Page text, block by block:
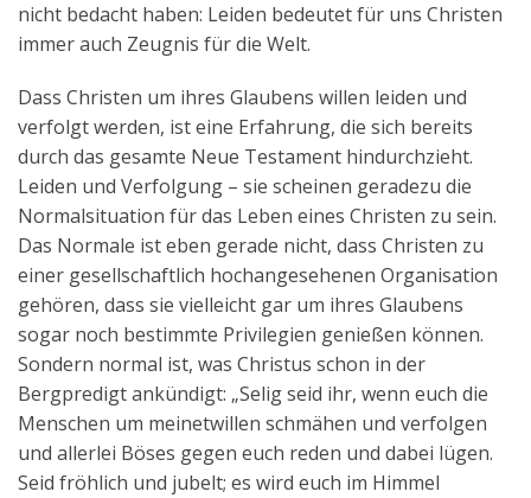
nicht bedacht haben: Leiden bedeutet für uns Christen
immer auch Zeugnis für die Welt.
Dass Christen um ihres Glaubens willen leiden und
verfolgt werden, ist eine Erfahrung, die sich bereits
durch das gesamte Neue Testament hindurchzieht.
Leiden und Verfolgung – sie scheinen geradezu die
Normalsituation für das Leben eines Christen zu sein.
Das Normale ist eben gerade nicht, dass Christen zu
einer gesellschaftlich hochangesehenen Organisation
gehören, dass sie vielleicht gar um ihres Glaubens
sogar noch bestimmte Privilegien genießen können.
Sondern normal ist, was Christus schon in der
Bergpredigt ankündigt: „Selig seid ihr, wenn euch die
Menschen um meinetwillen schmähen und verfolgen
und allerlei Böses gegen euch reden und dabei lügen.
Seid fröhlich und jubelt; es wird euch im Himmel